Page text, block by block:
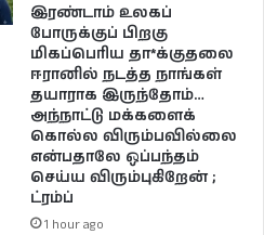
இரண்டாம் உலகப்
போருக்குப் பிறகு
மிகப்பெரிய தா*க்குதலை
ஈரானில் நடத்த நாங்கள்
தயாராக இருந்தோம்…
அந்நாட்டு மக்களைக்
கொல்ல விரும்பவில்லை
என்பதாலே ஒப்பந்தம்
செய்ய விரும்புகிறேன் ;
ட்ரம்ப்
1 hour ago